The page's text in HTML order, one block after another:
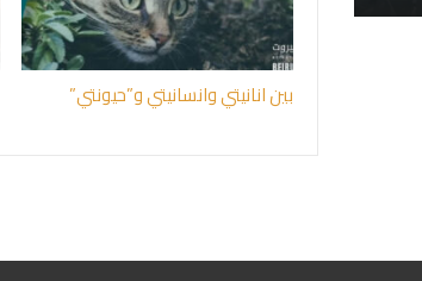
بين انانيتي وانسانيتي و”حيونتي”